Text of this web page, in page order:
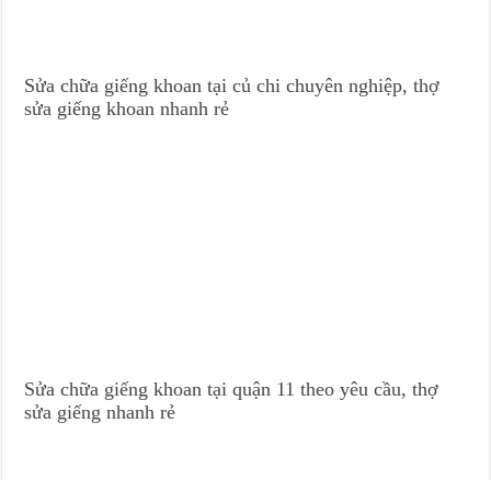
Sửa chữa giếng khoan tại củ chi chuyên nghiệp, thợ
sửa giếng khoan nhanh rẻ
Sửa chữa giếng khoan tại quận 11 theo yêu cầu, thợ
sửa giếng nhanh rẻ